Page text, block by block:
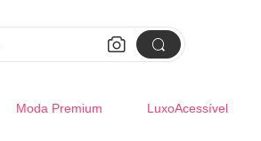
 
Moda Premium LuxoAcessível